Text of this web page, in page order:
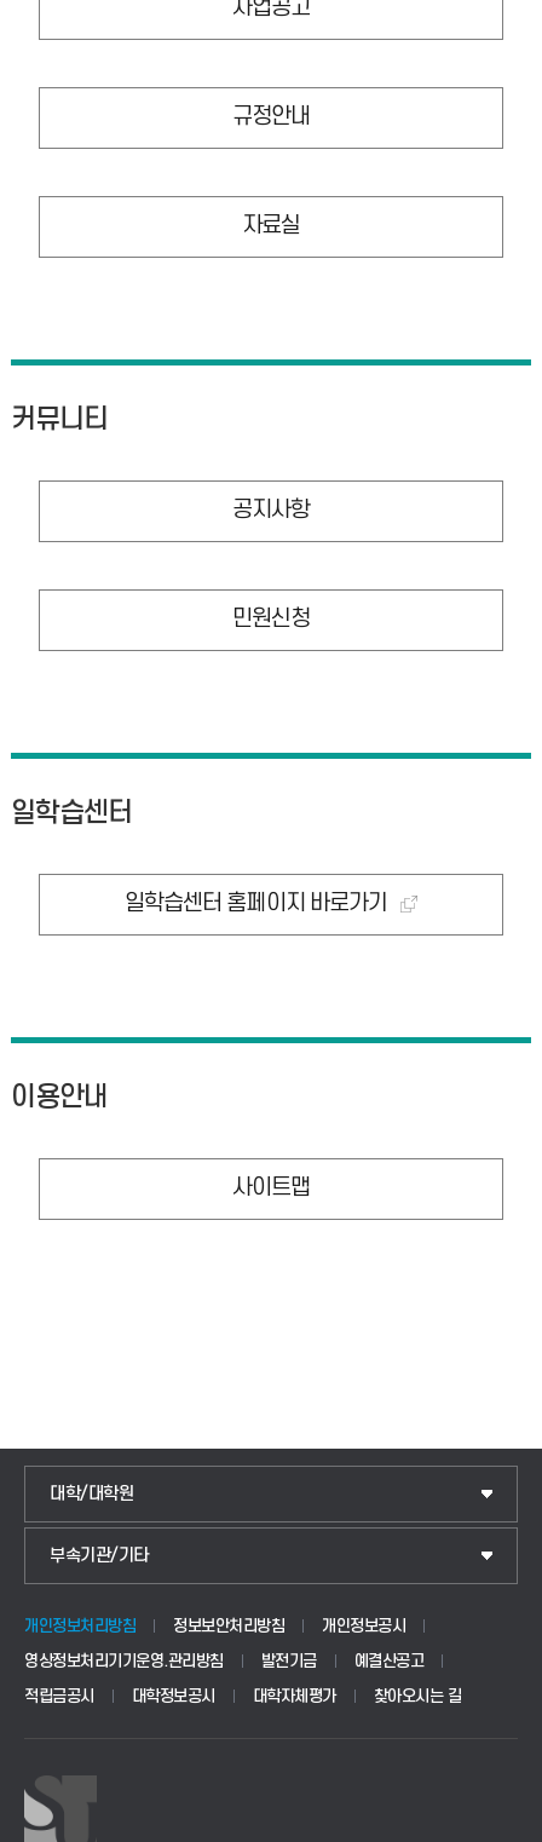
사업공고
규정안내
자료실
커뮤니티
공지사항
민원신청
일학습센터
일학습센터 홈페이지 바로가기
이용안내
사이트맵
대학/대학원
IoT전자공학과
전기공학과
정보통신공학과
소프트웨어공학과
AI융합콘텐츠학과
부속기관/기타
국제교류센터
교양교육센터
학생상담센터
평생교육원
개인정보처리방침 정보보안처리방침
개인정보공시
영상정보처리기기운영.관리방침
발전기금
예결산공고
적립금공시
대학정보공시 대학자체평가 찾아오시는 길